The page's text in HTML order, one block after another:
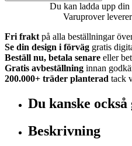
Du kan ladda upp
Varuprover
Fri frakt på alla beställningar
Se din design i förväg gratis
Beställ nu, betala senare eller
Gratis avbeställning innan
200.000+ träder planterad tack
Du kanske
Beskrivning